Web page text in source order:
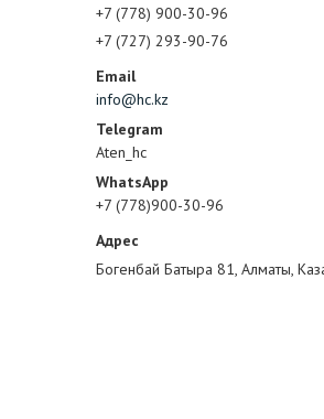
+7 (778) 900-30-96
+7 (727) 293-90-76
info@hc.kz
Aten_hc
+7 (778)900-30-96
Богенбай Батыра 81, Алматы,